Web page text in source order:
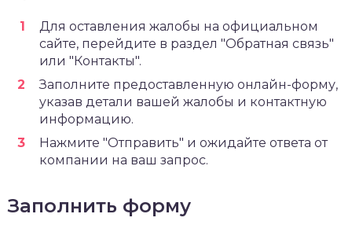
Для оставления жалобы на официальном
сайте, перейдите в раздел "Обратная связь"
или "Контакты".
Заполните предоставленную онлайн-форму,
указав детали вашей жалобы и контактную
информацию.
Нажмите "Отправить" и ожидайте ответа от
компании на ваш запрос.
Заполнить форму